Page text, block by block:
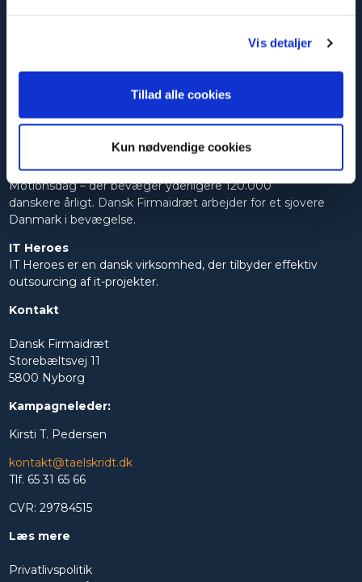
Vis detaljer
Tillad alle cookies
Kun nødvendige cookies
Danmark med 333.000 medlemmer og aktiviteter og
kampagner – som Tæl Skridt og Arbejdspladsernes
Motionsdag – der bevæger yderligere 120.000
danskere årligt. Dansk Firmaidræt arbejder for et sjovere
Danmark i bevægelse.
IT Heroes
IT Heroes er en dansk virksomhed, der tilbyder effektiv
outsourcing af it-projekter.
Kontakt
Dansk Firmaidræt
Storebæltsvej 11
5800 Nyborg
Kampagneleder:
Kirsti T. Pedersen
kontakt@taelskridt.dk
Tlf. 65 31 65 66
CVR: 29784515
Læs mere
Privatlivspolitik